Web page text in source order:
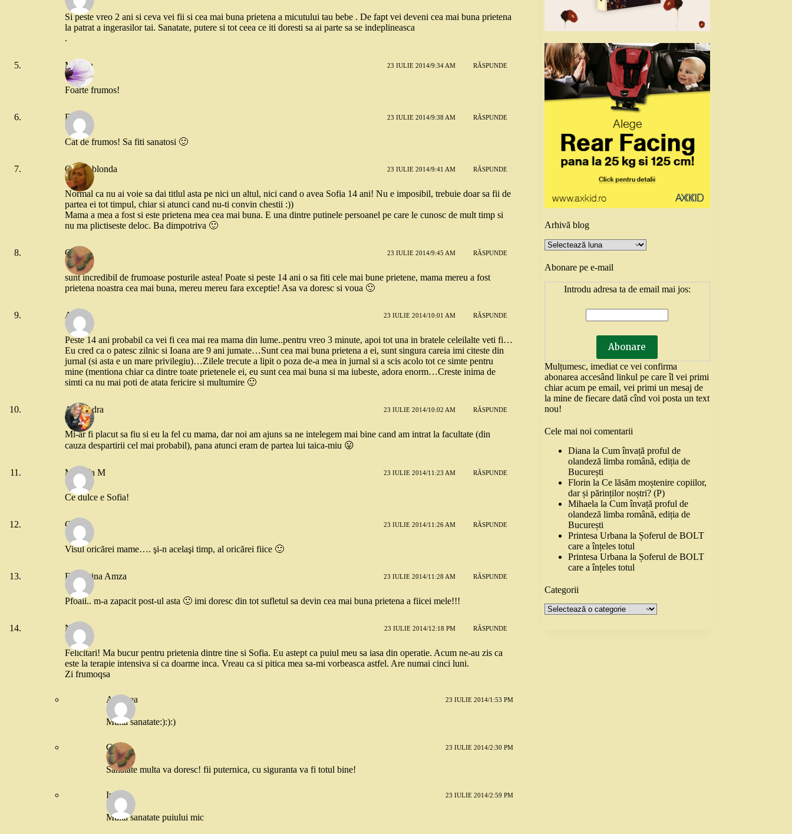
Si peste vreo 2 ani si ceva vei fii si cea mai buna prietena a micutului tau bebe . De fapt vei deveni cea mai buna prietena
la patrat a ingerasilor tai. Sanatate, putere si tot ceea ce iti doresti sa ai parte sa se indeplineasca
.
Monica 23 IULIE 2014/9:34 AM RĂSPUNDE
Foarte frumos!
Bea 23 IULIE 2014/9:38 AM RĂSPUNDE
Cat de frumos! Sa fiti sanatosi 🙂
Copila blonda 23 IULIE 2014/9:41 AM RĂSPUNDE
Normal ca nu ai voie sa dai titlul asta pe nici un altul, nici cand o avea Sofia 14 ani! Nu e imposibil, trebuie doar sa fii de
partea ei tot timpul, chiar si atunci cand nu-ti convin chestii :))
Mama a mea a fost si este prietena mea cea mai buna. E una dintre putinele persoanel pe care le cunosc de mult timp si
nu ma plictiseste deloc. Ba dimpotriva 🙂
Cris 23 IULIE 2014/9:45 AM RĂSPUNDE
sunt incredibil de frumoase posturile astea! Poate si peste 14 ani o sa fiti cele mai bune prietene, mama mereu a fost
prietena noastra cea mai buna, mereu mereu fara exceptie! Asa va doresc si voua 🙂
Ana 23 IULIE 2014/10:01 AM RĂSPUNDE
Peste 14 ani probabil ca vei fi cea mai rea mama din lume..pentru vreo 3 minute, apoi tot una in bratele celeilalte veti fi…
Eu cred ca o patesc zilnic si Ioana are 9 ani jumate…Sunt cea mai buna prietena a ei, sunt singura careia imi citeste din
jurnal (si asta e un mare privilegiu)…Zilele trecute a lipit o poza de-a mea in jurnal si a scis acolo tot ce simte pentru
mine (mentiona chiar ca dintre toate prietenele ei, eu sunt cea mai buna si ma iubeste, adora enorm…Creste inima de
simti ca nu mai poti de atata fericire si multumire 🙂
Alexandra 23 IULIE 2014/10:02 AM RĂSPUNDE
Mi-ar fi placut sa fiu si eu la fel cu mama, dar noi am ajuns sa ne intelegem mai bine cand am intrat la facultate (din
cauza despartirii cel mai probabil), pana atunci eram de partea lui taica-miu 😛
Mihaela M 23 IULIE 2014/11:23 AM RĂSPUNDE
Ce dulce e Sofia!
Greta 23 IULIE 2014/11:26 AM RĂSPUNDE
Visul oricărei mame…. şi-n acelaşi timp, al oricărei fiice 🙂
Florentina Amza 23 IULIE 2014/11:28 AM RĂSPUNDE
Pfoaii.. m-a zapacit post-ul asta 🙂 imi doresc din tot sufletul sa devin cea mai buna prietena a fiicei mele!!!
Nico 23 IULIE 2014/12:18 PM RĂSPUNDE
Felicitari! Ma bucur pentru prietenia dintre tine si Sofia. Eu astept ca puiul meu sa iasa din operatie. Acum ne-au zis ca
este la terapie intensiva si ca doarme inca. Vreau ca si pitica mea sa-mi vorbeasca astfel. Are numai cinci luni.
Zi frumoqsa
Andreea 23 IULIE 2014/1:53 PM
Multa sanatate:):):)
Cris 23 IULIE 2014/2:30 PM
Sanatate multa va doresc! fii puternica, cu siguranta va fi totul bine!
Iulia 23 IULIE 2014/2:59 PM
Multa sanatate puiului mic
Arhivă blog
Arhivă
blog
Abonare pe e-mail
Introdu adresa ta de email mai jos:
Mulțumesc, imediat ce vei confirma
abonarea accesând linkul pe care îl vei primi
chiar acum pe email, vei primi un mesaj de
la mine de fiecare dată cînd voi posta un text
nou!
Cele mai noi comentarii
Diana laCum învață proful de
olandeză limba română, ediția de
București
Florin laCe lăsăm moștenire copiilor,
dar și părinților noștri? (P)
Mihaela laCum învață proful de
olandeză limba română, ediția de
București
Printesa Urbana la Șoferul de BOLT
care a înțeles totul
Printesa Urbana la Șoferul de BOLT
care a înțeles totul
Categorii
Categorii